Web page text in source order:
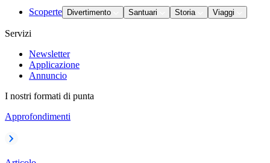
Scoperte Divertimento Santuari Storia Viaggi
Servizi
Newsletter
Applicazione
Annuncio
I nostri formati di punta
Approfondimenti